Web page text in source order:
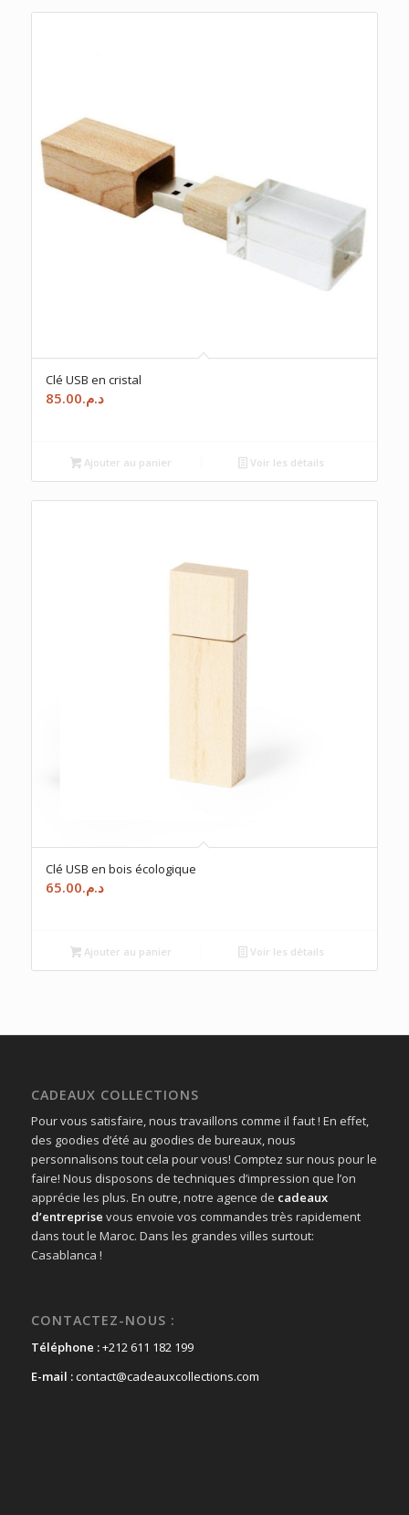
Clé USB en cristal
د.م.85.00
Ajouter au panier Voir les détails
Clé USB en bois écologique
د.م.65.00
Ajouter au panier Voir les détails
CADEAUX COLLECTIONS
Pour vous satisfaire, nous travaillons comme il faut ! En effet,
des goodies d’été au goodies de bureaux, nous
personnalisons tout cela pour vous! Comptez sur nous pour le
faire! Nous disposons de techniques d’impression que l’on
apprécie les plus. En outre, notre agence de cadeaux
d’entreprise vous envoie vos commandes très rapidement
dans tout le Maroc. Dans les grandes villes surtout:
Casablanca !
CONTACTEZ-NOUS :
Téléphone :+212 611 182 199
E-mail :contact@cadeauxcollections.com